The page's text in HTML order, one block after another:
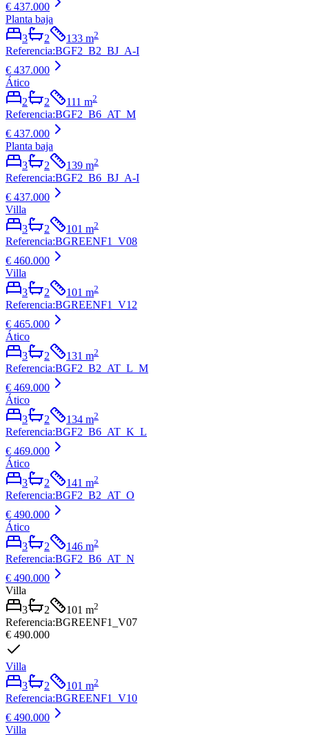
€ 437.000
Planta baja
3
2 133 m2
Referencia:BGF2_B2_BJ_A-I
€ 437.000
Ático
2
2 111 m2
Referencia:BGF2_B6_AT_M
€ 437.000
Planta baja
3
2 139 m2
Referencia:BGF2_B6_BJ_A-I
€ 437.000
Villa
3
2 101 m2
Referencia:BGREENF1_V08
€ 460.000
Villa
3
2 101 m2
Referencia:BGREENF1_V12
€ 465.000
Ático
3
2 131 m2
Referencia:BGF2_B2_AT_L_M
€ 469.000
Ático
3
2 134 m2
Referencia:BGF2_B6_AT_K_L
€ 469.000
Ático
3
2 141 m2
Referencia:BGF2_B2_AT_O
€ 490.000
Ático
3
2 146 m2
Referencia:BGF2_B6_AT_N
€ 490.000
Villa
3
2 101 m2
Referencia:BGREENF1_V07
€ 490.000
Villa
3
2 101 m2
Referencia:BGREENF1_V10
€ 490.000
Villa